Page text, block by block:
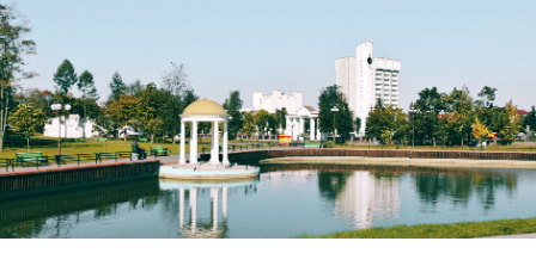
Перейти
к
содержанию